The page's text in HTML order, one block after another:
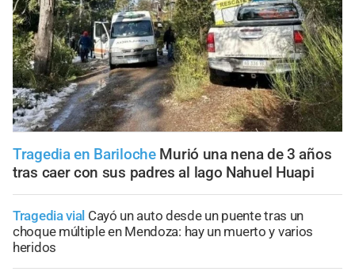
Tragedia en Bariloche Murió una nena de 3 años
tras caer con sus padres al lago Nahuel Huapi
Tragedia vial Cayó un auto desde un puente tras un
choque múltiple en Mendoza: hay un muerto y varios
heridos